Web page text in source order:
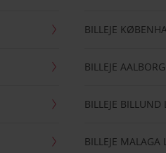
BILLEJE
BILLEJE
BILLEJE BILLUND
BILLEJE MALAGA